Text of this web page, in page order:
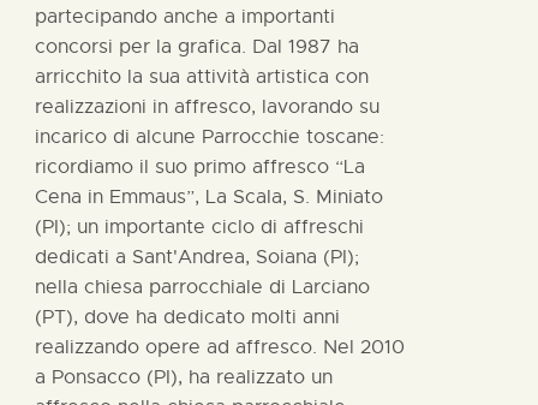
partecipando anche a importanti
concorsi per la grafica. Dal 1987 ha
arricchito la sua attività artistica con
realizzazioni in affresco, lavorando su
incarico di alcune Parrocchie toscane:
ricordiamo il suo primo affresco “La
Cena in Emmaus”, La Scala, S. Miniato
(PI); un importante ciclo di affreschi
dedicati a Sant'Andrea, Soiana (PI);
nella chiesa parrocchiale di Larciano
(PT), dove ha dedicato molti anni
realizzando opere ad affresco. Nel 2010
a Ponsacco (PI), ha realizzato un